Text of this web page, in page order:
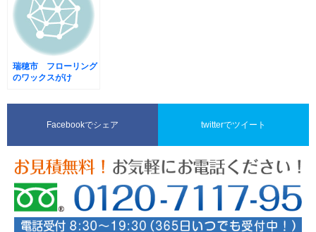
瑞穂市 フローリング
のワックスがけ
Facebookでシェア twitterでツイート